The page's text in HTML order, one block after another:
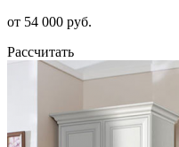
от 54 000 руб.
Рассчитать